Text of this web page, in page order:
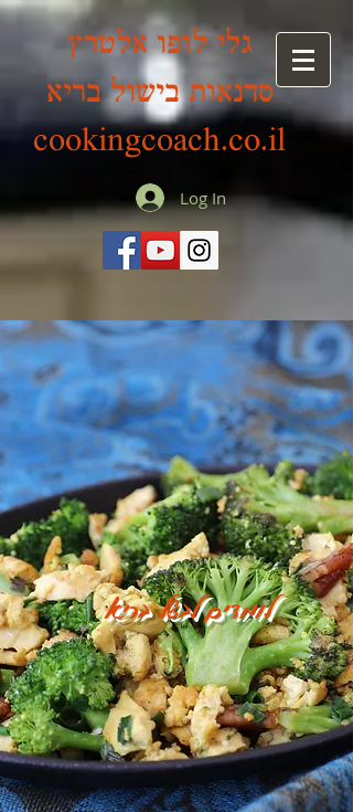
גלי לופו אלטרץ
סדנאות בישול בריא
cookingcoach.co.il
Log In
לומדים לבשל בריא